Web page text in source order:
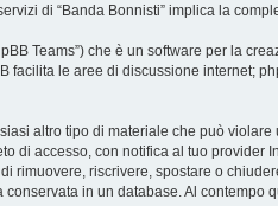
di “Banda Bonnisti” implica la
Teams”) che è un software per la
facilita le aree di discussione internet;
altro tipo di materiale che può
di accesso, con notifica al tuo provider
rimuovere, riscrivere, spostare o
in un database. Al contempo